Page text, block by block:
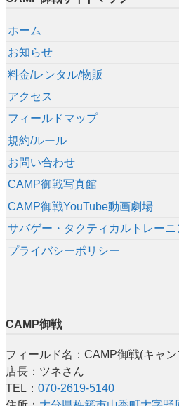
ホーム
お知らせ
料金/レンタル/物販
アクセス
フィールドマップ
規約/ルール
お問い合わせ
CAMP御戦写真館
CAMP御戦YouTube動画劇場
サバゲー・タクティカルトレー
プライバシーポリシー
CAMP御戦
フィールド名：CAMP御戦(キャ
店長：ツネさん
TEL： 070-2619-5140